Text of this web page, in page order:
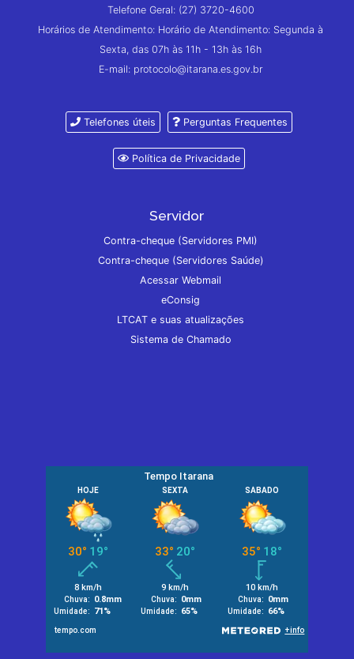
Telefone Geral: (27) 3720-4600
Horários de Atendimento: Horário de Atendimento: Segunda à
Sexta, das 07h às 11h - 13h às 16h
E-mail: protocolo@itarana.es.gov.br
Telefones úteis Perguntas Frequentes
Política de Privacidade
Servidor
Contra-cheque (Servidores PMI)
Contra-cheque (Servidores Saúde)
Acessar Webmail
eConsig
LTCAT e suas atualizações
Sistema de Chamado